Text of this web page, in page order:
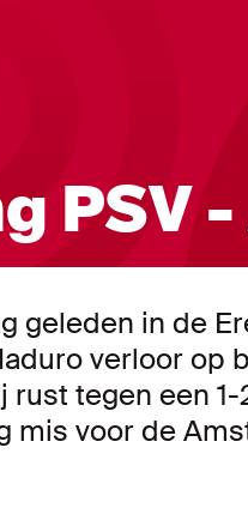
PSV
geleden in de
verloor op
tegen een
mis voor de